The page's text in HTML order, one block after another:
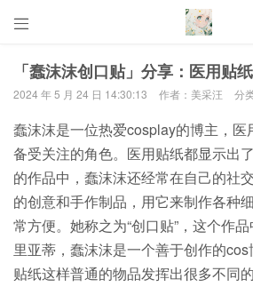

「蠢沫沫创口贴」分享：医用贴
2024 年 5 月 24 日 14:30:13 作者：美采汪 分
蠢沫沫是一位热爱cosplay的博主，医
备受关注的角色。医用贴纸都显示出
的作品中，蠢沫沫还经常在自己的社
的创意和手作制品，用它来制作各种
常方便。她称之为“创口贴”，这个作
里亚蒂，蠢沫沫是一个善于创作的
贴纸这样普通的物品发挥出很多不同的